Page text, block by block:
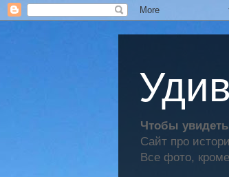
Чтобы
Сайт про
Все фото,